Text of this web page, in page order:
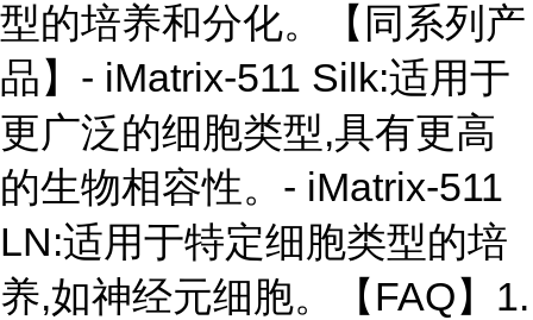
型的培养和分化。【同系列产
品】- iMatrix-511 Silk:适用于
更广泛的细胞类型,具有更高
的生物相容性。- iMatrix-511
LN:适用于特定细胞类型的培
养,如神经元细胞。【FAQ】1.